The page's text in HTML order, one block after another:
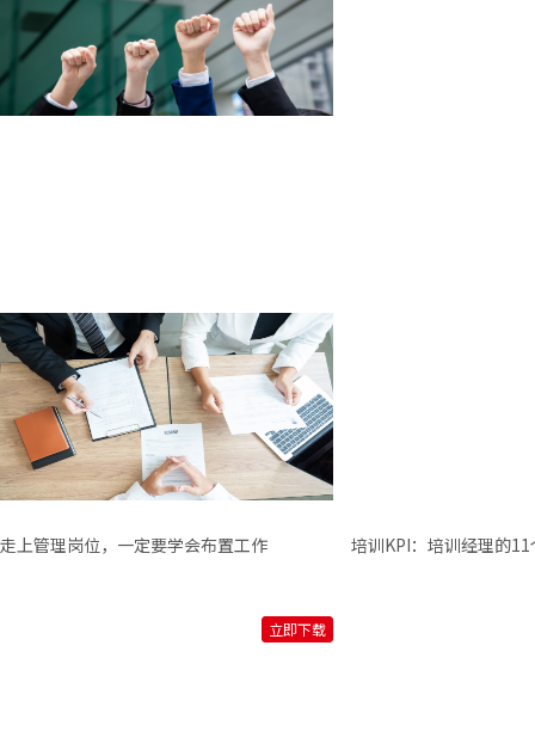
走上管理岗位，一定要学会布置工作
立即下载
培训KPI：培训经理的